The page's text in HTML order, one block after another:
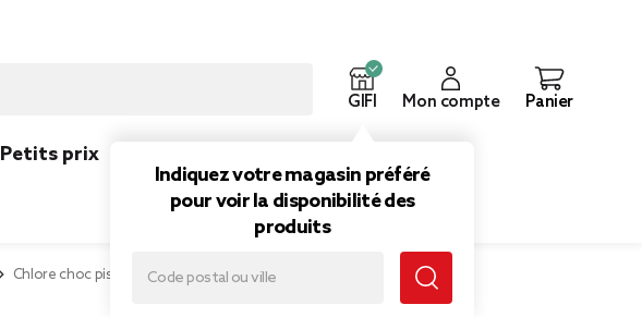
GIFI
Indiquez votre magasin préféré
pour voir la disponibilité des
produits
Mon compte Panier
Petits prix
Chlore choc piscine 5kg pastille 20gr